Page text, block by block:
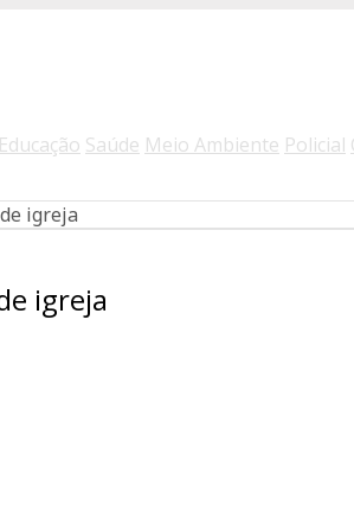
Educação Saúde Meio Ambiente Policial
igreja
igreja